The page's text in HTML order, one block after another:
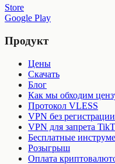
Store
Google Play
Продукт
Цены
Скачать
Блог
Как мы обходим
Протокол VLESS
VPN без регистрации
VPN для запрета
Бесплатные
Розыгрыш
Оплата